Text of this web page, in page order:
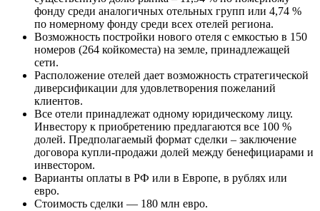
фонду среди аналогичных отельных групп или 4,74 %
по номерному фонду среди всех отелей региона.
Возможность постройки нового отеля с емкостью в 150
номеров (264 койкоместа) на земле, принадлежащей
сети.
Расположение отелей дает возможность стратегической
диверсификации для удовлетворения пожеланий
клиентов.
Все отели принадлежат одному юридическому лицу.
Инвестору к приобретению предлагаются все 100 %
долей. Предполагаемый формат сделки – заключение
договора купли-продажи долей между бенефициарами и
инвестором.
Варианты оплаты в РФ или в Европе, в рублях или
евро.
Стоимость сделки — 180 млн евро.